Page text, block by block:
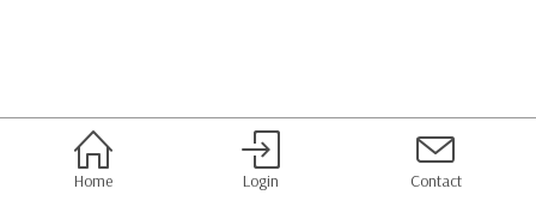
Home Login Contact